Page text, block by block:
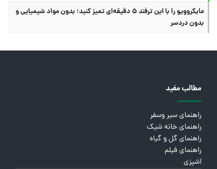
مایکروویو را با این ترفند ۵ دقیقه‌ای تمیز کنید؛ بدون مواد شیمیایی و
بدون دردسر
مطالب مفید
راهنمای سیر وسفر
راهنمای خانه شیک
راهنمای گل و گیاه
راهنمای فیلم
آشپزی